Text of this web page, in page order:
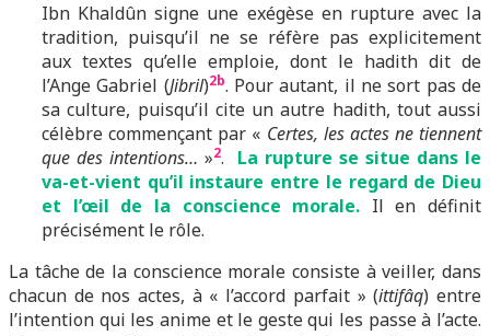
Ibn Khaldûn signe une exégèse en rupture avec la
tradition, puisqu’il ne se réfère pas explicitement
aux textes qu’elle emploie, dont le hadith dit de
l’Ange Gabriel (Jibril)2b. Pour autant, il ne sort pas de
sa culture, puisqu’il cite un autre hadith, tout aussi
célèbre commençant par « Certes, les actes ne tiennent
que des intentions… »2. La rupture se situe dans le
va-et-vient qu’il instaure entre le regard de Dieu
et l’œil de la conscience morale. Il en définit
précisément le rôle.
La tâche de la conscience morale consiste à veiller, dans
chacun de nos actes, à « l’accord parfait » (ittifâq) entre
l’intention qui les anime et le geste qui les passe à l’acte.